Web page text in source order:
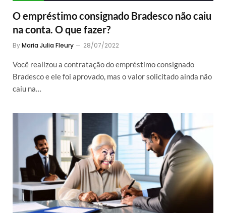
O empréstimo consignado Bradesco não caiu
na conta. O que fazer?
ByMaria Julia Fleury 28/07/2022
Você realizou a contratação do empréstimo consignado
Bradesco e ele foi aprovado, mas o valor solicitado ainda não
caiu na…